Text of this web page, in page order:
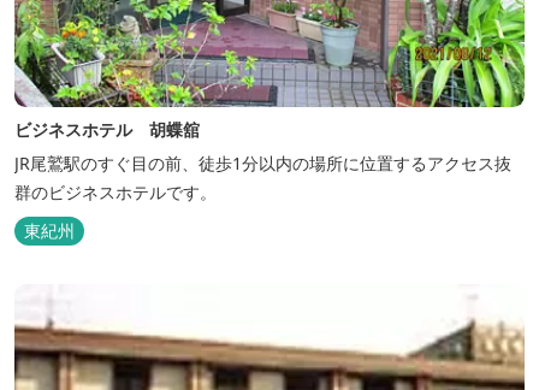
ビジネスホテル 胡蝶舘
JR尾鷲駅のすぐ目の前、徒歩1分以内の場所に位置するアクセス抜
群のビジネスホテルです。
東紀州